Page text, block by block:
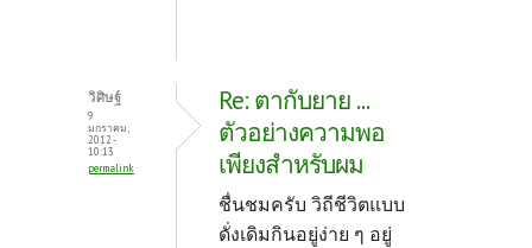
วิศิษฐ์
9
มกราคม,
2012 -
10:13
permalink
Re: ตากับยาย ...
ตัวอย่างความพอ
เพียงสำหรับผม
ชื่นชมครับ วิถีชีวิตแบบ
ดั่งเดิมกินอยู่ง่าย ๆ อยู่